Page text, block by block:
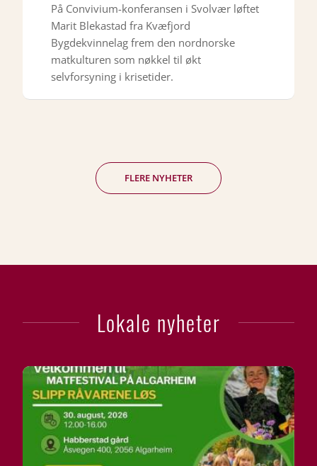
På Convivium-konferansen i Svolvær løftet
Marit Blekastad fra Kvæfjord
Bygdekvinnelag frem den nordnorske
matkulturen som nøkkel til økt
selvforsyning i krisetider.
FLERE NYHETER
Lokale nyheter